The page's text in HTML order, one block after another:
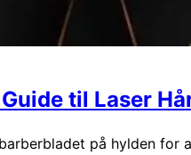
til Laser
på hylden for